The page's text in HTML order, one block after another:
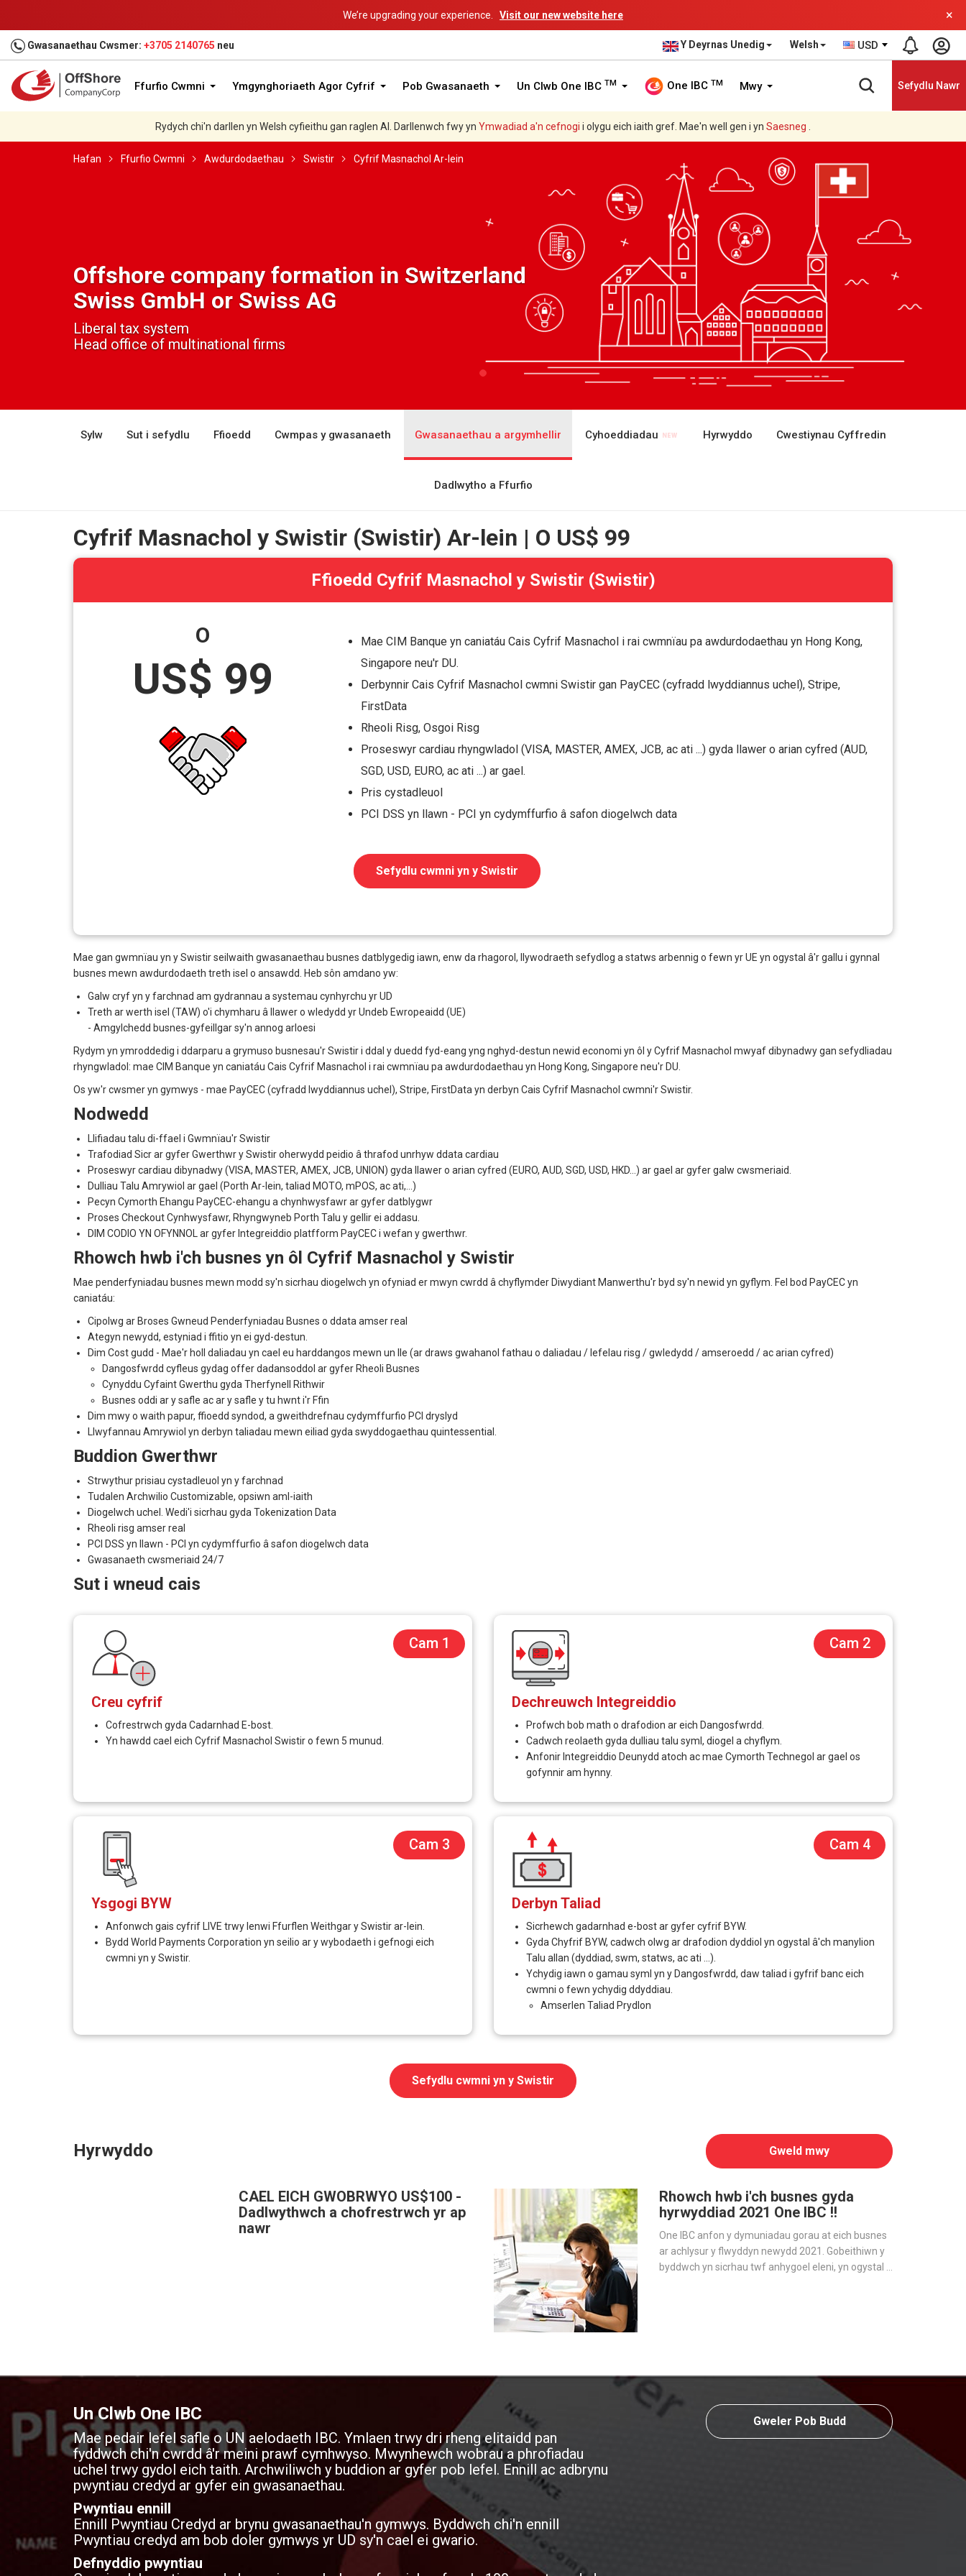
We’re upgrading your experience. Visit our new website here ×
Gwasanaethau Cwsmer: +3705 2140765 neu Y Deyrnas Unedig Welsh USD
Ffurfio Cwmni Ymgynghoriaeth Agor Cyfrif Pob Gwasanaeth Un Clwb One IBC TM One IBC TM Mwy Sefydlu Nawr
Rydych chi'n darllen yn Welsh cyfieithu gan raglen AI. Darllenwch fwy yn Ymwadiad a'n cefnogi i olygu eich iaith gref. Mae'n well gen i yn Saesneg
Hafan Ffurfio Cwmni Awdurdodaethau Swistir Cyfrif Masnachol Ar-lein
Offshore company formation in Switzerland
Swiss GmbH or Swiss AG
Liberal tax system
Head office of multinational firms
Sylw Sut i sefydlu Ffioedd Cwmpas y gwasanaeth Gwasanaethau a argymhellir Cyhoeddiadau Hyrwyddo Cwestiynau Cyffredin
Dadlwytho a Ffurfio
Cyfrif Masnachol y Swistir (Swistir) Ar-lein | O US$ 99
Ffioedd Cyfrif Masnachol y Swistir (Swistir)
O
US$ 99
Mae CIM Banque yn caniatáu Cais Cyfrif Masnachol i rai cwmnïau pa awdurdodaethau yn Hong Kong,
Singapore neu'r DU.
Derbynnir Cais Cyfrif Masnachol cwmni Swistir gan PayCEC (cyfradd lwyddiannus uchel), Stripe,
FirstData
Rheoli Risg, Osgoi Risg
Proseswyr cardiau rhyngwladol (VISA, MASTER, AMEX, JCB, ac ati ...) gyda llawer o arian cyfred (AUD,
SGD, USD, EURO, ac ati ...) ar gael.
Pris cystadleuol
PCI DSS yn llawn - PCI yn cydymffurfio â safon diogelwch data
Sefydlu cwmni yn y Swistir
Mae gan gwmnïau yn y Swistir seilwaith gwasanaethau busnes datblygedig iawn, enw da rhagorol, llywodraeth sefydlog a statws arbennig o fewn yr UE yn ogystal â'r gallu i gynnal
busnes mewn awdurdodaeth treth isel o ansawdd. Heb sôn amdano yw:
Galw cryf yn y farchnad am gydrannau a systemau cynhyrchu yr UD
Treth ar werth isel (TAW) o'i chymharu â llawer o wledydd yr Undeb Ewropeaidd (UE)
- Amgylchedd busnes-gyfeillgar sy'n annog arloesi
Rydym yn ymroddedig i ddarparu a grymuso busnesau'r Swistir i ddal y duedd fyd-eang yng nghyd-destun newid economi yn ôl y Cyfrif Masnachol mwyaf dibynadwy gan sefydliadau
rhyngwladol: mae CIM Banque yn caniatáu Cais Cyfrif Masnachol i rai cwmnïau pa awdurdodaethau yn Hong Kong, Singapore neu'r DU.
Os yw'r cwsmer yn gymwys - mae PayCEC (cyfradd lwyddiannus uchel), Stripe, FirstData yn derbyn Cais Cyfrif Masnachol cwmni'r Swistir.
Nodwedd
Llifiadau talu di-ffael i Gwmnïau'r Swistir
Trafodiad Sicr ar gyfer Gwerthwr y Swistir oherwydd peidio â thrafod unrhyw ddata cardiau
Proseswyr cardiau dibynadwy (VISA, MASTER, AMEX, JCB, UNION) gyda llawer o arian cyfred (EURO, AUD, SGD, USD, HKD…) ar gael ar gyfer galw cwsmeriaid.
Dulliau Talu Amrywiol ar gael (Porth Ar-lein, taliad MOTO, mPOS, ac ati,…)
Pecyn Cymorth Ehangu PayCEC-ehangu a chynhwysfawr ar gyfer datblygwr
Proses Checkout Cynhwysfawr, Rhyngwyneb Porth Talu y gellir ei addasu.
DIM CODIO YN OFYNNOL ar gyfer Integreiddio platfform PayCEC i wefan y gwerthwr.
Rhowch hwb i'ch busnes yn ôl Cyfrif Masnachol y Swistir
Mae penderfyniadau busnes mewn modd sy'n sicrhau diogelwch yn ofyniad er mwyn cwrdd â chyflymder Diwydiant Manwerthu'r byd sy'n newid yn gyflym. Fel bod PayCEC yn
caniatáu:
Cipolwg ar Broses Gwneud Penderfyniadau Busnes o ddata amser real
Ategyn newydd, estyniad i ffitio yn ei gyd-destun.
Dim Cost gudd - Mae'r holl daliadau yn cael eu harddangos mewn un lle (ar draws gwahanol fathau o daliadau / lefelau risg / gwledydd / amseroedd / ac arian cyfred)
Dangosfwrdd cyfleus gydag offer dadansoddol ar gyfer Rheoli Busnes
Cynyddu Cyfaint Gwerthu gyda Therfynell Rithwir
Busnes oddi ar y safle ac ar y safle y tu hwnt i'r Ffin
Dim mwy o waith papur, ffioedd syndod, a gweithdrefnau cydymffurfio PCI dryslyd
Llwyfannau Amrywiol yn derbyn taliadau mewn eiliad gyda swyddogaethau quintessential.
Buddion Gwerthwr
Strwythur prisiau cystadleuol yn y farchnad
Tudalen Archwilio Customizable, opsiwn aml-iaith
Diogelwch uchel. Wedi'i sicrhau gyda Tokenization Data
Rheoli risg amser real
PCI DSS yn llawn - PCI yn cydymffurfio â safon diogelwch data
Gwasanaeth cwsmeriaid 24/7
Sut i wneud cais
Cam 1
Creu cyfrif
Cofrestrwch gyda Cadarnhad E-bost.
Yn hawdd cael eich Cyfrif Masnachol Swistir o fewn 5 munud.
Cam 2
Dechreuwch Integreiddio
Profwch bob math o drafodion ar eich Dangosfwrdd.
Cadwch reolaeth gyda dulliau talu syml, diogel a chyflym.
Anfonir Integreiddio Deunydd atoch ac mae Cymorth Technegol ar gael os
gofynnir am hynny.
Cam 3
Ysgogi BYW
Anfonwch gais cyfrif LIVE trwy lenwi Ffurflen Weithgar y Swistir ar-lein.
Bydd World Payments Corporation yn seilio ar y wybodaeth i gefnogi eich
cwmni yn y Swistir.
Cam 4
Derbyn Taliad
Sicrhewch gadarnhad e-bost ar gyfer cyfrif BYW.
Gyda Chyfrif BYW, cadwch olwg ar drafodion dyddiol yn ogystal â'ch manylion
Talu allan (dyddiad, swm, statws, ac ati ...).
Ychydig iawn o gamau syml yn y Dangosfwrdd, daw taliad i gyfrif banc eich
cwmni o fewn ychydig ddyddiau.
Amserlen Taliad Prydlon
Sefydlu cwmni yn y Swistir
Hyrwyddo
CAEL EICH GWOBRWYO US$100 -
Dadlwythwch a chofrestrwch yr ap
nawr
Rhowch hwb i'ch busnes gyda
hyrwyddiad 2021 One IBC !!
One IBC anfon y dymuniadau gorau at eich busnes
ar achlysur y flwyddyn newydd 2021. Gobeithiwn y
byddwch yn sicrhau twf anhygoel eleni, yn ogystal â
Gweld mwy
Un Clwb One IBC
Mae pedair lefel safle o UN aelodaeth IBC. Ymlaen trwy dri rheng elitaidd pan
fyddwch chi'n cwrdd â'r meini prawf cymhwyso. Mwynhewch wobrau a phrofiadau
uchel trwy gydol eich taith. Archwiliwch y buddion ar gyfer pob lefel. Ennill ac adbrynu
pwyntiau credyd ar gyfer ein gwasanaethau.
Pwyntiau ennill
Ennill Pwyntiau Credyd ar brynu gwasanaethau'n gymwys. Byddwch chi'n ennill
Pwyntiau credyd am bob doler gymwys yr UD sy'n cael ei gwario.
Defnyddio pwyntiau
Gweler Pob Budd